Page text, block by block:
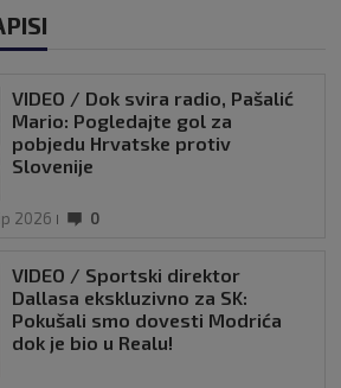
VIDEO / Dok svira radio, Pašalić
Mario: Pogledajte gol za
pobjedu Hrvatske protiv
Slovenije
2026 0
VIDEO / Sportski direktor
Dallasa ekskluzivno za SK:
Pokušali smo dovesti Modrića
dok je bio u Realu!